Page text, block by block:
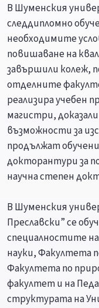
В Шуменския
следдипломно
необходимите
повишаване на
завършили колеж,
отделните
реализира учебен
магистри,
възможности за
продължат
докторантури за
научна степен
В Шуменския
Преславски” се
специалностите
науки, Факултета
Факултета по
факултет и на
структурата на